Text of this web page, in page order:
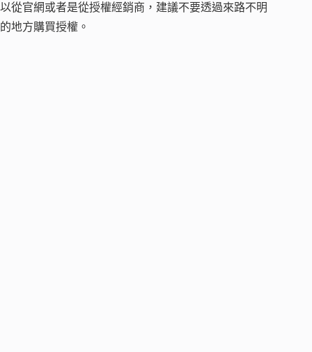
以從官網或者是從授權經銷商，建議不要透過來路不明
的地方購買授權。